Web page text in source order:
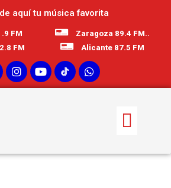
aquí tu música favorita
FM
FM
Zaragoza 89.4 FM..
Alicante 87.5 FM